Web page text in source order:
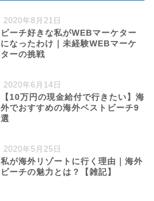
2020年8月21日
ビーチ好きな私がWEBマーケター
になったわけ｜未経験WEBマーケ
ターの挑戦
2020年6月14日
【10万円の現金給付で行きたい】海
外でおすすめの海外ベストビーチ9
選
2020年5月25日
私が海外リゾートに行く理由｜海外
ビーチの魅力とは？【雑記】